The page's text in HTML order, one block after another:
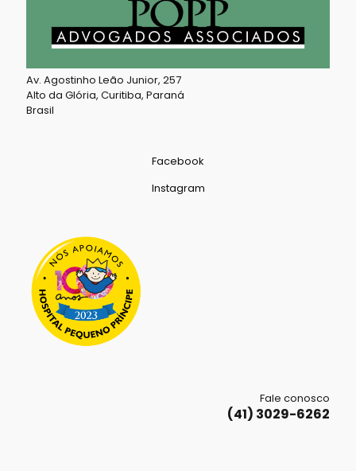
Av. Agostinho Leão Junior, 257
Alto da Glória, Curitiba, Paraná
Brasil
Facebook
Instagram
Fale conosco
(41) 3029-6262